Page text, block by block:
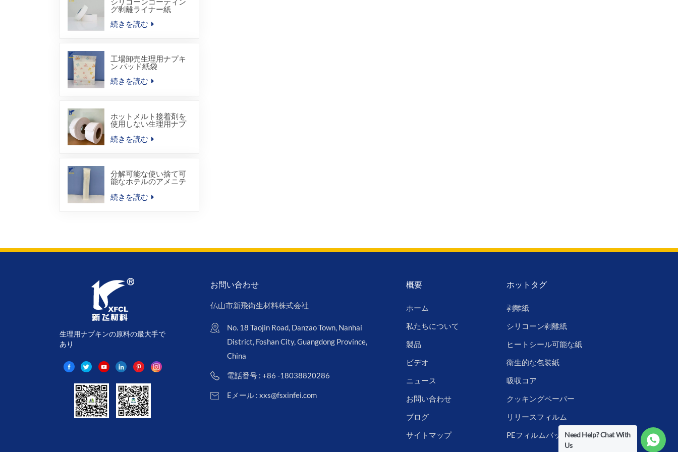
グ剥離ライナー紙
続きを読む
工場卸売生理用ナプキ
ン パッド紙袋
続きを読む
ホットメルト接着剤を
使用しない生理用ナプ
キン用吸収芯材
続きを読む
分解可能な使い捨て可
能なホテルのアメニテ
ィ キットのヒート シー
ル包装袋
続きを読む
生理用ナプキンの原料の最大手で
あり
お問い合わせ
仏山市新飛衛生材料株式会社
No. 18 Taojin Road, Danzao Town, Nanhai
District, Foshan City, Guangdong Province,
China
電話番号 : +86 -18038820286
Eメール : xxs@fsxinfei.com
概要
ホーム
私たちについて
製品
ビデオ
ニュース
お問い合わせ
ブログ
サイトマップ
ホットタグ
剥離紙
シリコーン剥離紙
ヒートシール可能な紙
衛生的な包装紙
吸収コア
クッキングペーパー
リリースフィルム
PEフィルムバックシートNeed Help? Chat With
Us